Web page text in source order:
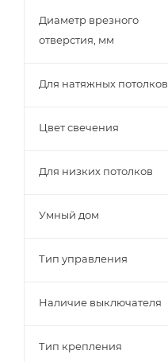
Диаметр врезного
отверстия, мм
Для натяжных потолков
Цвет свечения
Для низких потолков
Умный дом
Тип управления
Наличие выключателя
Тип крепления